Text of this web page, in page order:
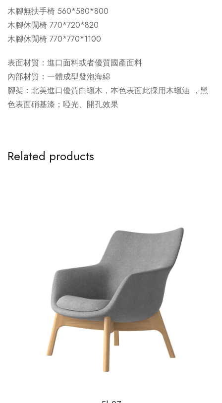
木腳無扶手椅 560*580*800
木腳休閒椅 770*720*820
木腳休閒椅 770*770*1100
表面材質：進口面料或者優質國產面料
內部材質：一體成型發泡海綿
腳架：北美進口優質白蠟木，本色表面此採用木蠟油 ，黑
色表面硝基漆；啞光、開孔效果
Related products